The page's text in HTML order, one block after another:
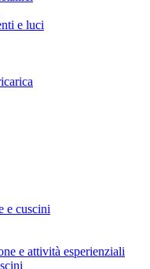
e luci
e cuscini
e attività esperienziali